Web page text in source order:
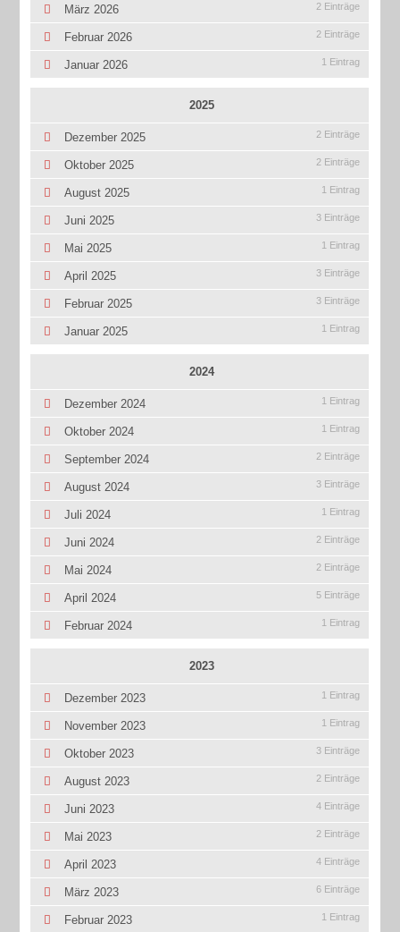
März 2026 2 Einträge
Februar 2026 2 Einträge
Januar 2026 1 Eintrag
2025
Dezember 2025 2 Einträge
Oktober 2025 2 Einträge
August 2025 1 Eintrag
Juni 2025 3 Einträge
Mai 2025 1 Eintrag
April 2025 3 Einträge
Februar 2025 3 Einträge
Januar 2025 1 Eintrag
2024
Dezember 2024 1 Eintrag
Oktober 2024 1 Eintrag
September 2024 2 Einträge
August 2024 3 Einträge
Juli 2024 1 Eintrag
Juni 2024 2 Einträge
Mai 2024 2 Einträge
April 2024 5 Einträge
Februar 2024 1 Eintrag
2023
Dezember 2023 1 Eintrag
November 2023 1 Eintrag
Oktober 2023 3 Einträge
August 2023 2 Einträge
Juni 2023 4 Einträge
Mai 2023 2 Einträge
April 2023 4 Einträge
März 2023 6 Einträge
Februar 2023 1 Eintrag